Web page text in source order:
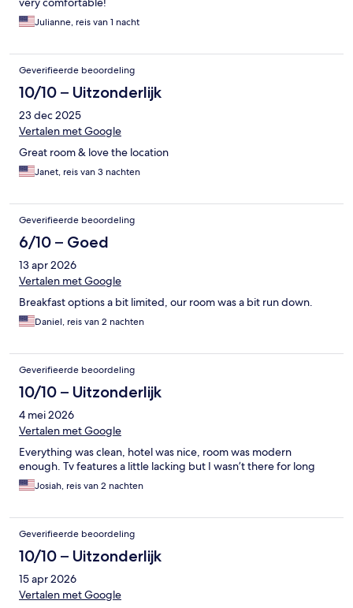
Julianne, reis van 1 nacht
Geverifieerde beoordeling
10/10 – Uitzonderlijk
23 dec 2025
Vertalen met Google
Great room & love the location
Janet, reis van 3 nachten
Geverifieerde beoordeling
6/10 – Goed
13 apr 2026
Vertalen met Google
Breakfast options a bit limited, our room was a bit run down.
Daniel, reis van 2 nachten
Geverifieerde beoordeling
10/10 – Uitzonderlijk
4 mei 2026
Vertalen met Google
Everything was clean, hotel was nice, room was modern
enough. Tv features a little lacking but I wasn’t there for long
Josiah, reis van 2 nachten
Geverifieerde beoordeling
10/10 – Uitzonderlijk
15 apr 2026
Vertalen met Google